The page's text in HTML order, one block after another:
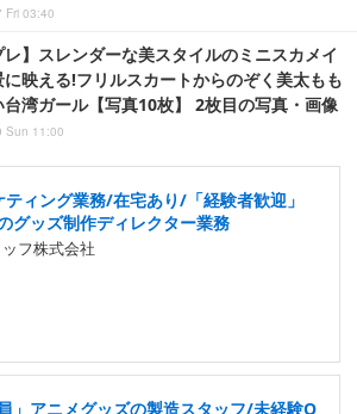
Fri 03:40
レ】スレンダーな美スタイルのミニスカメイ
に映える!フリルスカートからのぞく美太もも
湾ガール【写真10枚】 2枚目の写真・画像
Sun 11:00
ティング業務/在宅あり/「経験者歓迎」
グッズ制作ディレクター業務
フ株式会社
」アニメグッズの製造スタッフ/未経験O